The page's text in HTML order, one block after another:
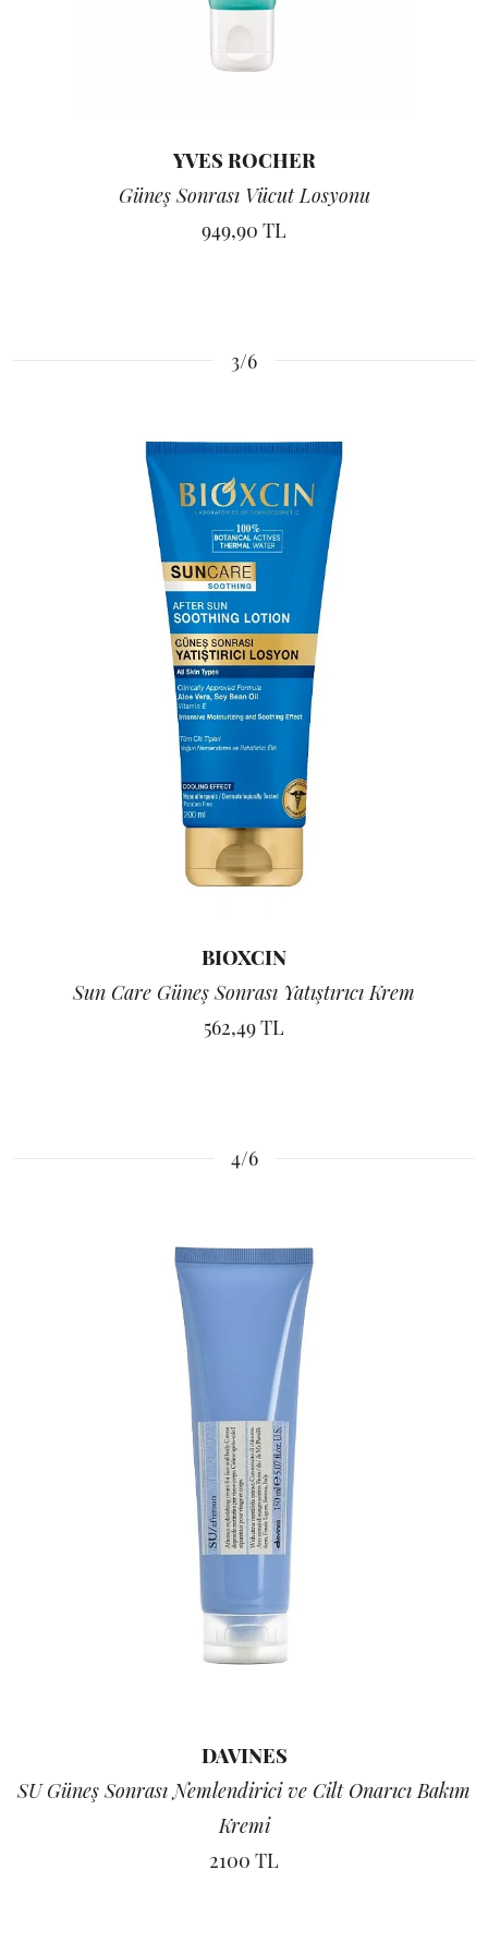
YVES ROCHER
Güneş Sonrası Vücut Losyonu
949,90 TL
3/6
BIOXCIN
Sun Care Güneş Sonrası Yatıştırıcı Krem
562,49 TL
4/6
DAVINES
SU Güneş Sonrası Nemlendirici ve Cilt Onarıcı Bakım
Kremi
2100 TL